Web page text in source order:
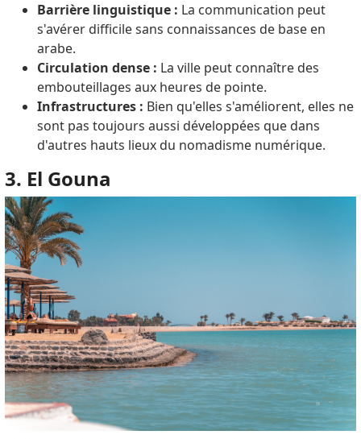
Barrière linguistique : La communication peut
s'avérer difficile sans connaissances de base en
arabe.
Circulation dense : La ville peut connaître des
embouteillages aux heures de pointe.
Infrastructures : Bien qu'elles s'améliorent, elles ne
sont pas toujours aussi développées que dans
d'autres hauts lieux du nomadisme numérique.
3. El Gouna